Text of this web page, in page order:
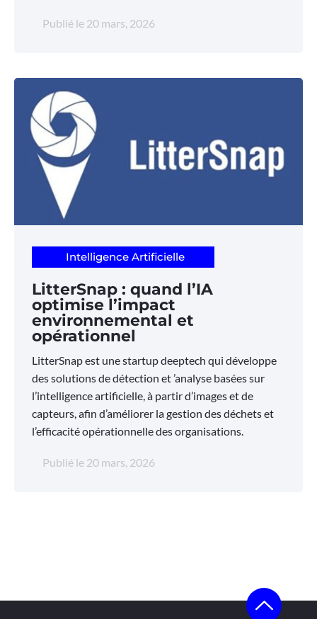
Publié le 20 mars, 2026
Intelligence Artificielle
LitterSnap : quand l’IA
optimise l’impact
environnemental et
opérationnel
LitterSnap est une startup deeptech qui développe
des solutions de détection et ’analyse basées sur
l’intelligence artificielle, à partir d’images et de
capteurs, afin d’améliorer la gestion des déchets et
l’efficacité opérationnelle des organisations.
Publié le 20 mars, 2026